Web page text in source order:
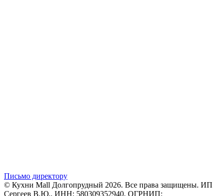
Письмо директору
© Кухни Mall Долгопрудный 2026. Все права защищены. ИП
Сергеев В.Ю., ИНН: 580309352940, ОГРНИП: